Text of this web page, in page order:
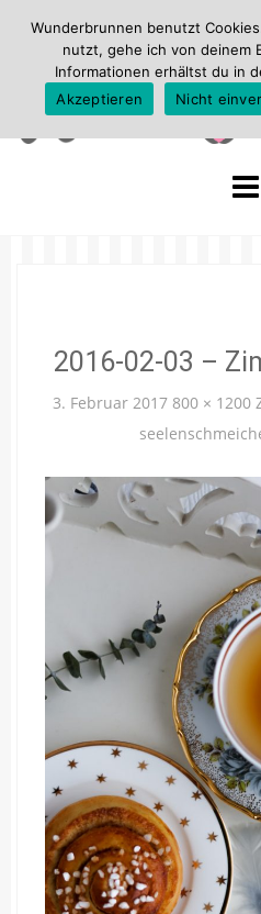
2016-02-03 –
3. Februar 2017 800 × 1200
Wunderbrunnen benutzt
nutzt, gehe ich von deinem
Informationen erhältst du in
Akzeptieren
Nicht